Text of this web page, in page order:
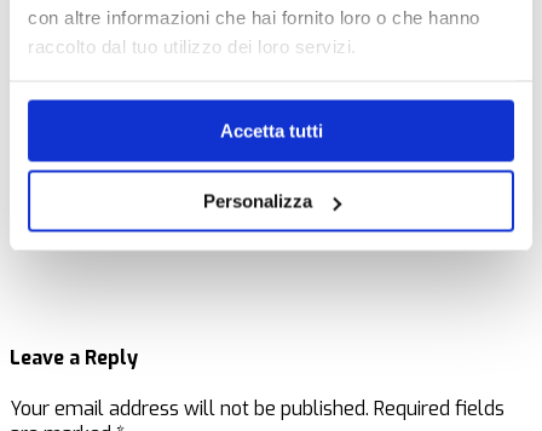
con altre informazioni che hai fornito loro o che hanno
raccolto dal tuo utilizzo dei loro servizi.
Accetta tutti
Personalizza
info@medicalcentersrl.it
Leave a Reply
Your email address will not be published. Required fields